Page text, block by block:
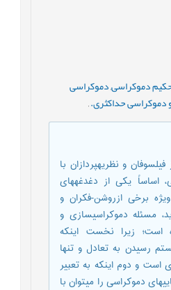
دموکراسی,دموکراسی
حداکثری.,
و نظریه‏پردازان با
اساساً یکی از دغدغه‏های
برخی ازروشن-فکران و
مسئله دموکراسی‏سازی و
است؛ زیرا نخست اینکه
رسیدن به تعادل و تنها
و دوم اینکه به تعبیر
دموکراسی را می‏توان با